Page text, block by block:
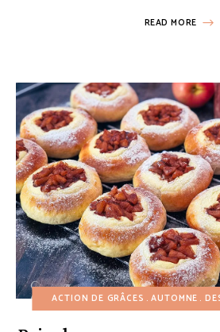
READ MORE
ACTION DE GRÂCES AUTOMNE